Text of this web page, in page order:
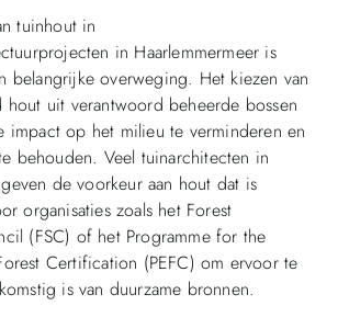
tuinhout in
in Haarlemmermeer is
belangrijke overweging. Het kiezen van
hout uit verantwoord beheerde bossen
impact op het milieu te verminderen en
behouden. Veel tuinarchitecten in
de voorkeur aan hout dat is
organisaties zoals het Forest
(FSC) of het Programme for the
Certification (PEFC) om ervoor te
is van duurzame bronnen.